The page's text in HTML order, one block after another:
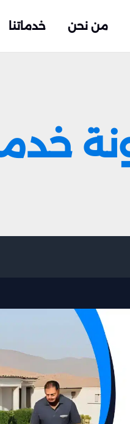
من نحن خدماتنا